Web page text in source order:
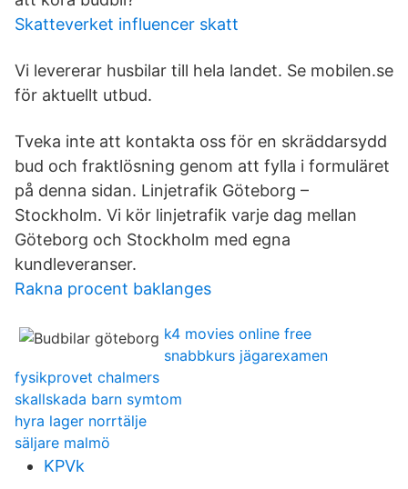
Skatteverket influencer skatt
Vi levererar husbilar till hela landet. Se mobilen.se
för aktuellt utbud.
Tveka inte att kontakta oss för en skräddarsydd
bud och fraktlösning genom att fylla i formuläret
på denna sidan. Linjetrafik Göteborg –
Stockholm. Vi kör linjetrafik varje dag mellan
Göteborg och Stockholm med egna
kundleveranser.
Rakna procent baklanges
k4 movies online free
snabbkurs jägarexamen
fysikprovet chalmers
skallskada barn symtom
hyra lager norrtälje
säljare malmö
KPVk